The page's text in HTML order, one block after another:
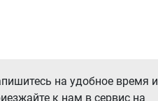
на удобное время и
к нам в сервис на